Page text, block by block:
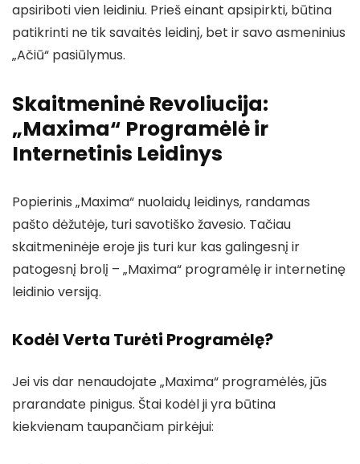
apsiriboti vien leidiniu. Prieš einant apsipirkti, būtina
patikrinti ne tik savaitės leidinį, bet ir savo asmeninius
„Ačiū“ pasiūlymus.
Skaitmeninė Revoliucija:
„Maxima“ Programėlė ir
Internetinis Leidinys
Popierinis „Maxima“ nuolaidų leidinys, randamas
pašto dėžutėje, turi savotiško žavesio. Tačiau
skaitmeninėje eroje jis turi kur kas galingesnį ir
patogesnį brolį – „Maxima“ programėlę ir internetinę
leidinio versiją.
Kodėl Verta Turėti Programėlę?
Jei vis dar nenaudojate „Maxima“ programėlės, jūs
prarandate pinigus. Štai kodėl ji yra būtina
kiekvienam taupančiam pirkėjui: